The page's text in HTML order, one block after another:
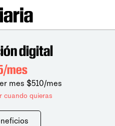
digital
mes
mes $510/mes
cuando quieras